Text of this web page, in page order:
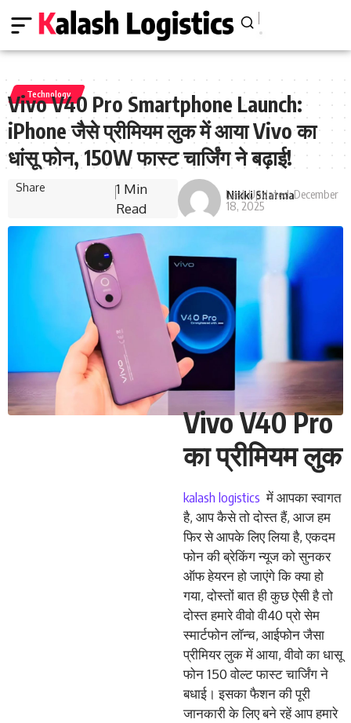
Technology
Vivo V40 Pro Smartphone Launch:
iPhone जैसे प्रीमियम लुक में आया Vivo का
धांसू फोन, 150W फास्ट चार्जिंग ने बढ़ाई!
Nikki Sharma
Last Updated: December
18, 2025
Share
1 Min
Read
Vivo V40 Pro
का प्रीमियम लुक
kalash logistics में आपका स्वागत
है, आप कैसे तो दोस्त हैं, आज हम
फिर से आपके लिए लिया है, एकदम
फोन की ब्रेकिंग न्यूज को सुनकर
ऑफ हेयरन हो जाएंगे कि क्या हो
गया, दोस्तों बात ही कुछ ऐसी है तो
दोस्त हमारे वीवो वी40 प्रो सेम
स्मार्टफोन लॉन्च, आईफोन जैसा
प्रीमियर लुक में आया, वीवो का धासू
फोन 150 वोल्ट फास्ट चार्जिंग ने
बधाई। इसका फैशन की पूरी
जानकारी के लिए बने रहें आप हमारे